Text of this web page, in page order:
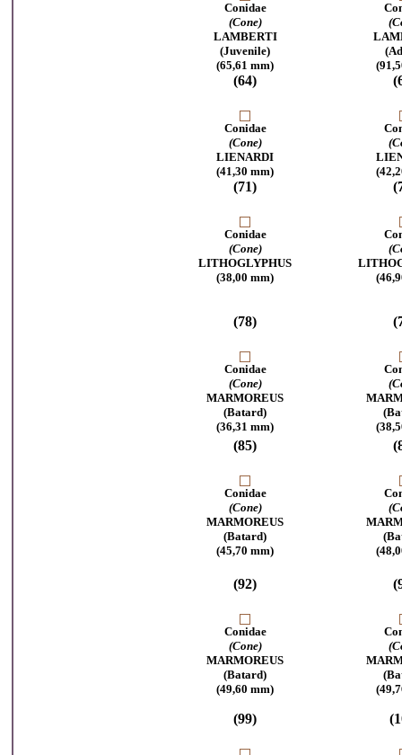
Conidae
(Cone)
LAMBERTI
(Juvenile)
(65,61 mm)
(64)
Conidae
(Cone)
LIENARDI
(41,30 mm)
(71)
Conidae
(Cone)
LITHOGLYPHUS
(38,00 mm)
(78)
Conidae
(Cone)
MARMOREUS
(Batard)
(36,31 mm)
(85)
Conidae
(Cone)
MARMOREUS
(Batard)
(45,70 mm)
(92)
Conidae
(Cone)
MARMOREUS
(Batard)
(49,60 mm)
(99)